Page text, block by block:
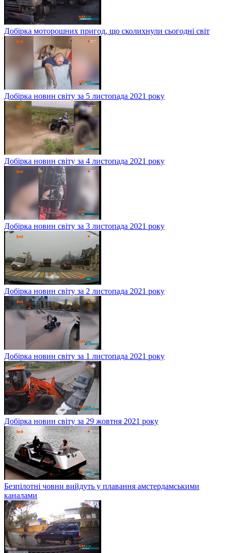
Добірка моторошних пригод, що сколихнули сьогодні світ
Добірка новин світу за 5 листопада 2021 року
Добірка новин світу за 4 листопада 2021 року
Добірка новин світу за 3 листопада 2021 року
Добірка новин світу за 2 листопада 2021 року
Добірка новин світу за 1 листопада 2021 року
Добірка новин світу за 29 жовтня 2021 року
Безпілотні човни вийдуть у плавання амстердамськими
каналами